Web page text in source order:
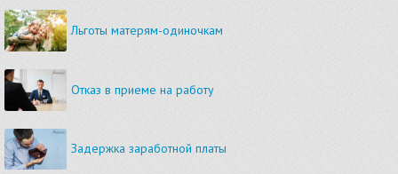
Льготы матерям-одиночкам
Отказ в приеме на работу
Задержка заработной платы